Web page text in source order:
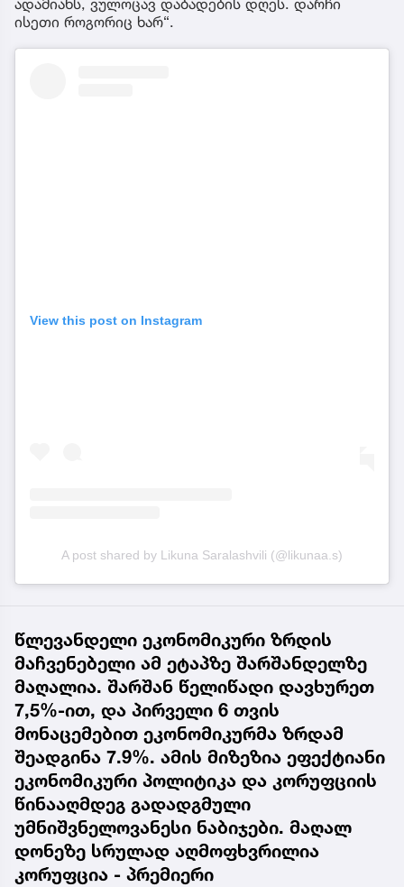
ადამიანს, ვულოცავ დაბადების დღეს. დარჩი
ისეთი როგორიც ხარ“.
View this post on Instagram
A post shared by Likuna Saralashvili (@likunaa.s)
წლევანდელი ეკონომიკური ზრდის
მაჩვენებელი ამ ეტაპზე შარშანდელზე
მაღალია. შარშან წელიწადი დავხურეთ
7,5%-ით, და პირველი 6 თვის
მონაცემებით ეკონომიკურმა ზრდამ
შეადგინა 7.9%. ამის მიზეზია ეფექტიანი
ეკონომიკური პოლიტიკა და კორუფციის
წინააღმდეგ გადადგმული
უმნიშვნელოვანესი ნაბიჯები. მაღალ
დონეზე სრულად აღმოფხვრილია
კორუფცია - პრემიერი